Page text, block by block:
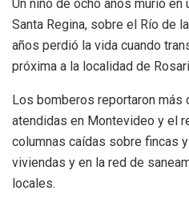
Un niño de ocho años murió en
Santa Regina, sobre el Río de
años perdió la vida cuando
próxima a la localidad de
Los bomberos reportaron más
atendidas en Montevideo y el
columnas caídas sobre fincas
viviendas y en la red de
locales.